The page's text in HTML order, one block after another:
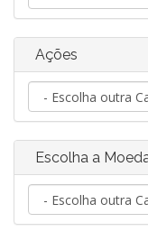
Ações
Escolha a